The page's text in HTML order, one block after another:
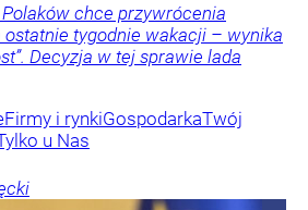
chce przywrócenia
ostatnie tygodnie wakacji – wynika
Decyzja w tej sprawie lada
Firmy i rynkiGospodarkaTwój
u Nas